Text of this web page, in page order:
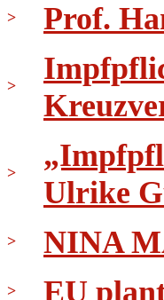
> Prof.
>
>
Ulrike
> NINA
> EU